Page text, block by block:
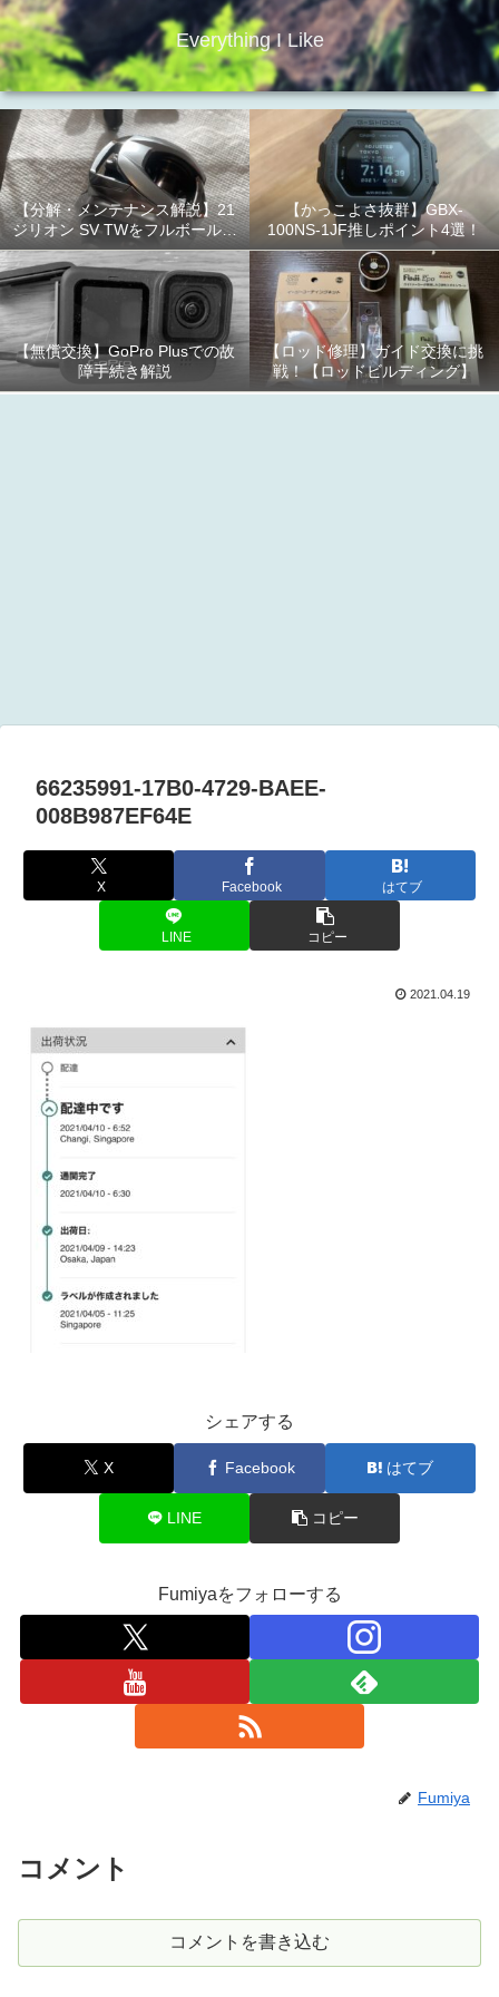
Everything I Like
【分解・メンテナンス解説】21
ジリオン SV TWをフルボールベ
アリング化！
【かっこよさ抜群】GBX-
100NS-1JF推しポイント4選！
【無償交換】GoPro Plusでの故
障手続き解説
【ロッド修理】ガイド交換に挑
戦！【ロッドビルディング】
66235991-17B0-4729-BAEE-
008B987EF64E
X Facebook はてブ
LINE コピー
2021.04.19
シェアする
X Facebook はてブ
LINE コピー
Fumiyaをフォローする
Fumiya
コメント
コメントを書き込む